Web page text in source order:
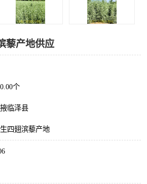
藜产地供应
个
临泽县
四翅滨藜产地